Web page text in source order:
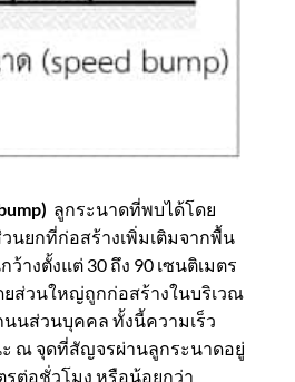
ลูกระนาดที่พบได้โดย
นยกที่ก่อสร้างเพิ่มเติมจากพื้น
างตั้งแต่ 30 ถึง 90 เซนติเมตร
ยส่วนใหญ่ถูกก่อสร้างในบริเวณ
นส่วนบุคคล ทั้งนี้ความเร็ว
ณ จุดที่สัญจรผ่านลูกระนาดอยู่
ต่อชั่วโมง หรือน้อยกว่า